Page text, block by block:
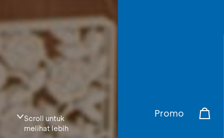
Promo
Scroll untuk
melihat lebih